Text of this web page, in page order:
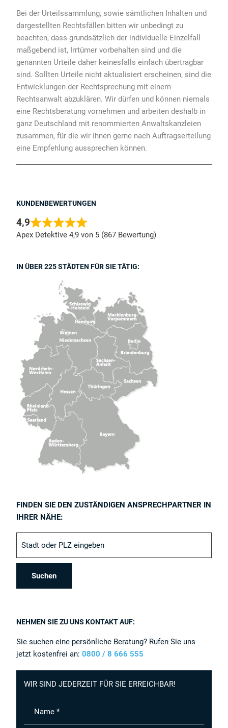
Bei der Urteilssammlung, sowie sämtlichen Inhalten und
dargestellten Rechtsfällen bitten wir unbedingt zu
beachten, dass grundsätzlich der individuelle Einzelfall
maßgebend ist, Irrtümer vorbehalten sind und die
genannten Urteile daher keinesfalls einfach übertragbar
sind. Sollten Urteile nicht aktualisiert erscheinen, sind die
Entwicklungen der Rechtsprechung mit einem
Rechtsanwalt abzuklären. Wir dürfen und können niemals
eine Rechtsberatung vornehmen und arbeiten deshalb in
ganz Deutschland mit renommierten Anwaltskanzleien
zusammen, für die wir Ihnen gerne nach Auftragserteilung
eine Empfehlung aussprechen können.
KUNDENBEWERTUNGEN
4,9
Apex Detektive 4,9 von 5 (867 Bewertung)
IN ÜBER 225 STÄDTEN FÜR SIE TÄTIG:
FINDEN SIE DEN ZUSTÄNDIGEN ANSPRECHPARTNER IN
IHRER NÄHE:
NEHMEN SIE ZU UNS KONTAKT AUF:
Sie suchen eine persönliche Beratung? Rufen Sie uns
jetzt kostenfrei an:0800 / 8 666 555
WIR SIND JEDERZEIT FÜR SIE ERREICHBAR!
Name *